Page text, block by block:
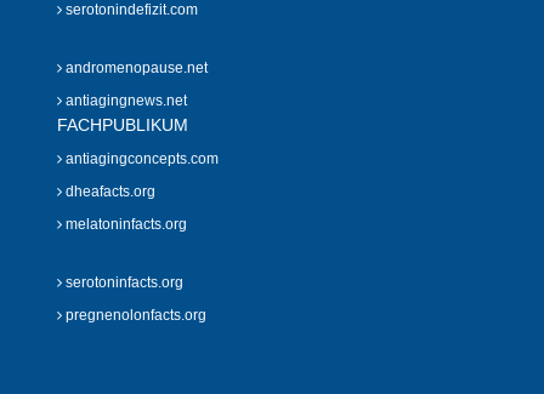
serotonindefizit.com
andromenopause.net
antiagingnews.net
FACHPUBLIKUM
antiagingconcepts.com
dheafacts.org
melatoninfacts.org
serotoninfacts.org
pregnenolonfacts.org